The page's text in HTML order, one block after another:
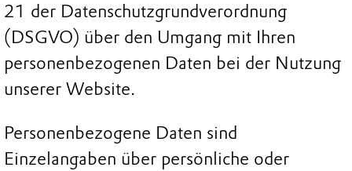
21 der Datenschutzgrundverordnung
(DSGVO) über den Umgang mit Ihren
personenbezogenen Daten bei der Nutzung
unserer Website.
Personenbezogene Daten sind
Einzelangaben über persönliche oder